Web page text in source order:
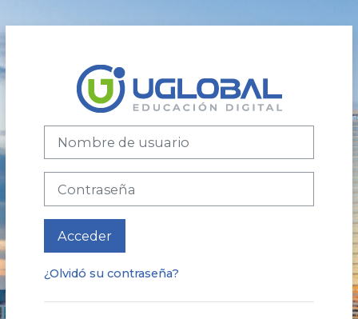
Entrar a
Acceder
¿Olvidó su contraseña?